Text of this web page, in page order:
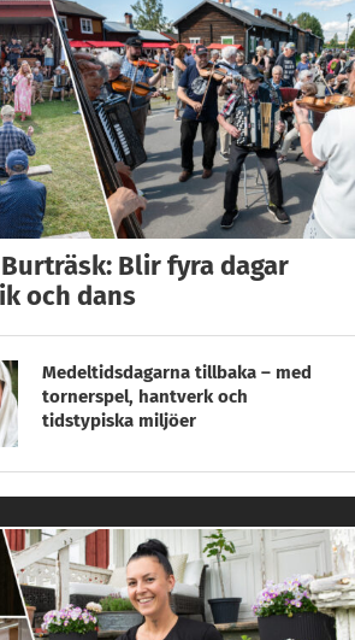
Blir fyra dagar
och dans
Medeltidsdagarna tillbaka – med
tornerspel, hantverk och
tidstypiska miljöer